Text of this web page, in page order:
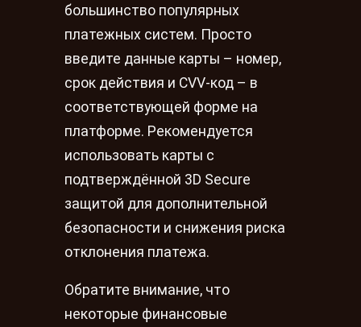
большинство популярных
платежных систем. Просто
введите данные карты – номер,
срок действия и CVV-код – в
соответствующей форме на
платформе. Рекомендуется
использовать карты с
подтверждённой 3D Secure
защитой для дополнительной
безопасности и снижения риска
отклонения платежа.
Обратите внимание, что
некоторые финансовые